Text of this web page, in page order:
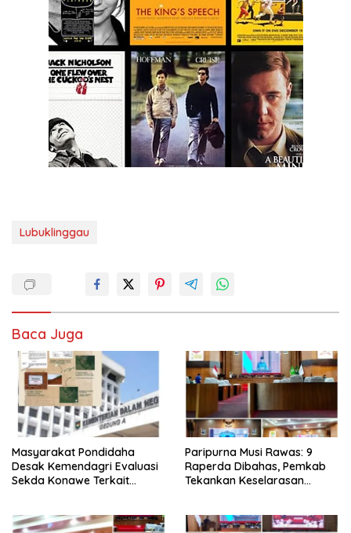
Lubuklinggau
Baca Juga
Masyarakat Pondidaha
Desak Kemendagri Evaluasi
Sekda Konawe Terkait
Paripurna Musi Rawas: 9
Raperda Dibahas, Pemkab
Tekankan Keselarasan